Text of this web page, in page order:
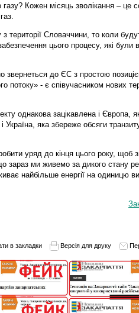
Кожен місяць зволікання – це
території Словаччини, то коли
цього процесу, які були
звернеться до ЄС з простою
потоку» - є співучасником нових
однакова зацікавлена і Європа,
яка збереже обсяги
уряд до кінця цього року, щоб
зараз ми живемо за дикого стану
найбільше енергії на одиницю
в закладки Версія для друку